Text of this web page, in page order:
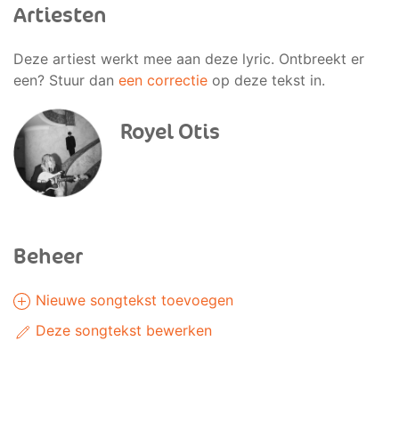
Artiesten
Deze artiest werkt mee aan deze lyric. Ontbreekt er
een? Stuur dan een correctie op deze tekst in.
Royel Otis
Beheer
Nieuwe songtekst toevoegen
Deze songtekst bewerken